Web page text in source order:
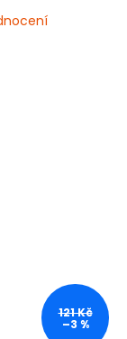
121 Kč
–3 %